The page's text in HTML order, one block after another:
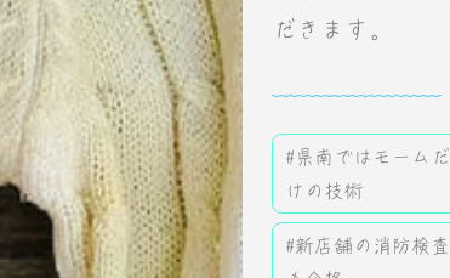
だきます。
#県南ではモームだ
けの技術
#新店舗の消防検査